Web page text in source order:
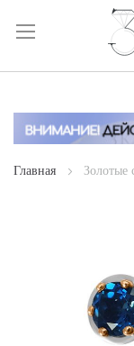
Skip
Content
Главная Золотые